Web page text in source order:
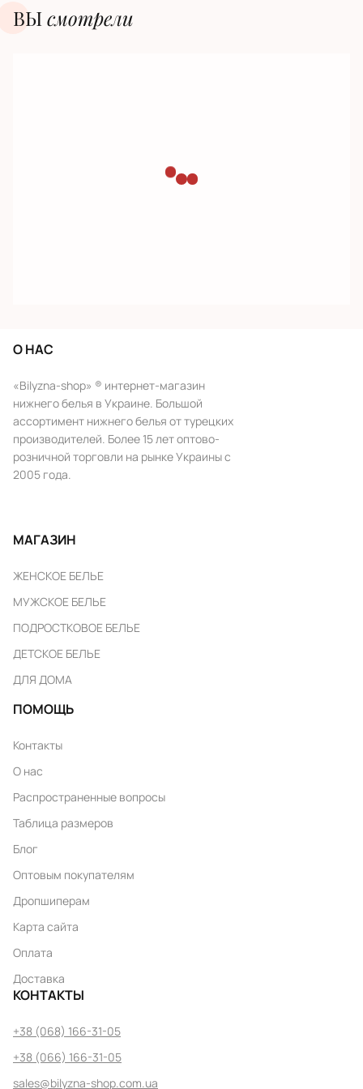
ВЫсмотрели
О НАС
«Bilyzna-shop» ® интернет-магазин
нижнего белья в Украине. Большой
ассортимент нижнего белья от турецких
производителей. Более 15 лет оптово-
розничной торговли на рынке Украины с
2005 года.
МАГАЗИН
ЖЕНСКОЕ БЕЛЬЕ
МУЖСКОЕ БЕЛЬЕ
ПОДРОСТКОВОЕ БЕЛЬЕ
ДЕТСКОЕ БЕЛЬЕ
ДЛЯ ДОМА
ПОМОЩЬ
Контакты
О нас
Распространенные вопросы
Таблица размеров
Блог
Оптовым покупателям
Дропшиперам
Карта сайта
Оплата
Доставка
КОНТАКТЫ
+38 (068) 166-31-05
+38 (066) 166-31-05
sales@bilyzna-shop.com.ua